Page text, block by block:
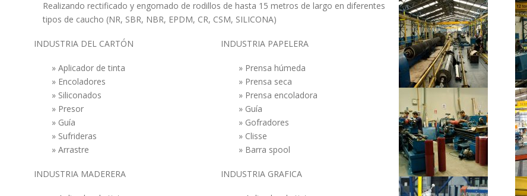
Realizando rectificado y engomado de rodillos de hasta 15 metros de largo en diferentes
tipos de caucho (NR, SBR, NBR, EPDM, CR, CSM, SILICONA)
INDUSTRIA DEL CARTÓN
» Aplicador de tinta
» Encoladores
» Siliconados
» Presor
» Guía
» Sufrideras
» Arrastre
INDUSTRIA MADERERA
INDUSTRIA PAPELERA
» Prensa húmeda
» Prensa seca
» Prensa encoladora
» Guía
» Gofradores
» Clisse
» Barra spool
INDUSTRIA GRAFICA